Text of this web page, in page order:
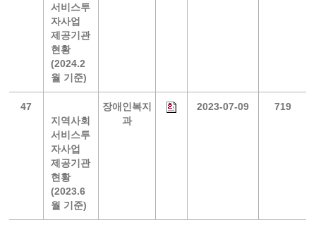
서비스투
자사업
제공기관
현황
(2024.2
월 기준)
47
지역사회
서비스투
자사업
제공기관
현황
(2023.6
월 기준)
장애인복지
과
2023-07-09 719